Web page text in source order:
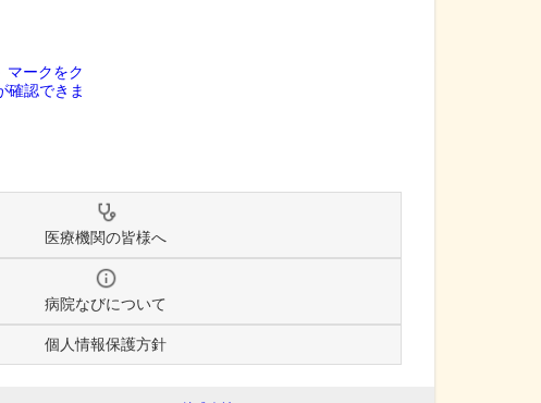
医療機関の皆様へ
病院なびについて
個人情報保護方針